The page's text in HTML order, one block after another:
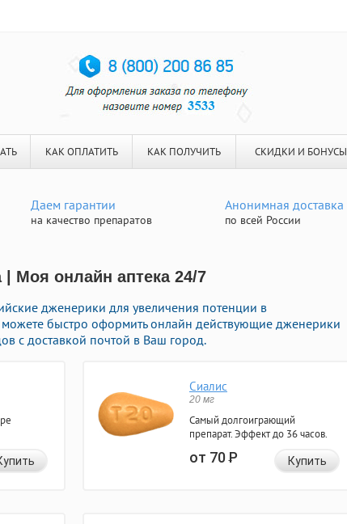
КАК ОПЛАТИТЬ КАК ПОЛУЧИТЬ СКИДКИ И БОНУСЫ
Даем гарантии
на качество препаратов
Анонимная доставка
по всей России
| Моя онлайн аптека 24/7
дженерики для увеличения потенции в
быстро оформить онлайн действующие дженерики
с доставкой почтой в Ваш город.
Сиалис
20 мг
Самый долгоиграющий
препарат. Эффект до 36 часов.
от 70Р Купить